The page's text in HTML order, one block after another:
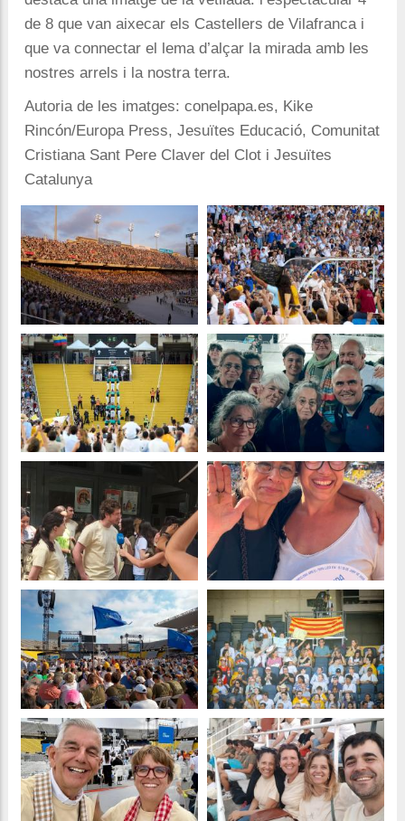
de 8 que van aixecar els Castellers de Vilafranca i
que va connectar el lema d’alçar la mirada amb les
nostres arrels i la nostra terra.
Autoria de les imatges: conelpapa.es, Kike
Rincón/Europa Press, Jesuïtes Educació, Comunitat
Cristiana Sant Pere Claver del Clot i Jesuïtes
Catalunya